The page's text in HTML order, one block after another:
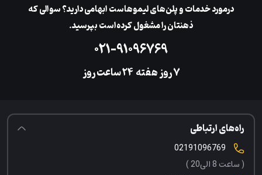
در‌مورد خدمات و پلن‌های لیمو‌هاست ابهامی دارید؟ سوالی که
ذهنتان را مشغول کرده‌است بپرسید.
۰۲۱-۹۱۰۹۶۷۶۹
۷ روز هفته ‌۲۴ ساعت روز
راه‌های ارتباطی
( ساعت 8 الی20 )